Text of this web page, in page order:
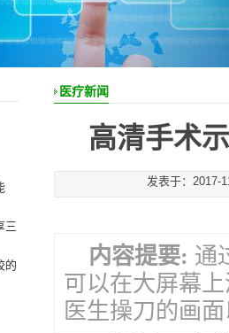
医疗新闻
高清手术
发表于：
内容提要: 通
可以在大屏幕
医生操刀的画
三
的